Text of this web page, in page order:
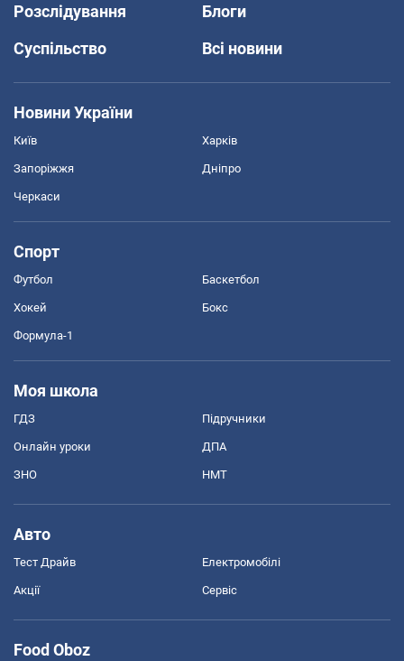
Розслідування
Блоги
Суспільство
Всі новини
Новини України
Київ Харків
Запоріжжя Дніпро
Черкаси
Спорт
Футбол Баскетбол
Хокей Бокс
Формула-1
Моя школа
ГДЗ Підручники
Онлайн уроки ДПА
ЗНО НМТ
Авто
Тест Драйв Електромобілі
Акції Сервіс
Food Oboz